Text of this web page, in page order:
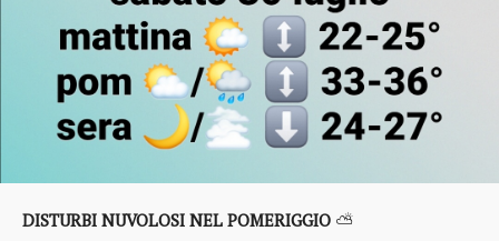
DISTURBI NUVOLOSI NEL POMERIGGIO ⛅